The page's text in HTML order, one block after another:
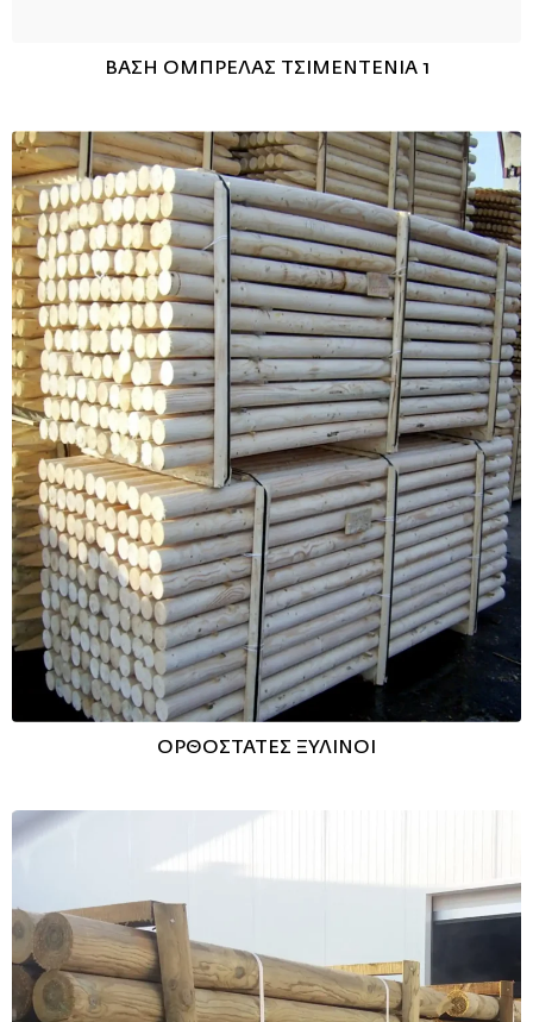
ΒΑΣΗ ΟΜΠΡΕΛΑΣ ΤΣΙΜΕΝΤΕΝΙΑ 1
ΟΡΘΟΣΤΑΤΕΣ ΞΥΛΙΝΟΙ